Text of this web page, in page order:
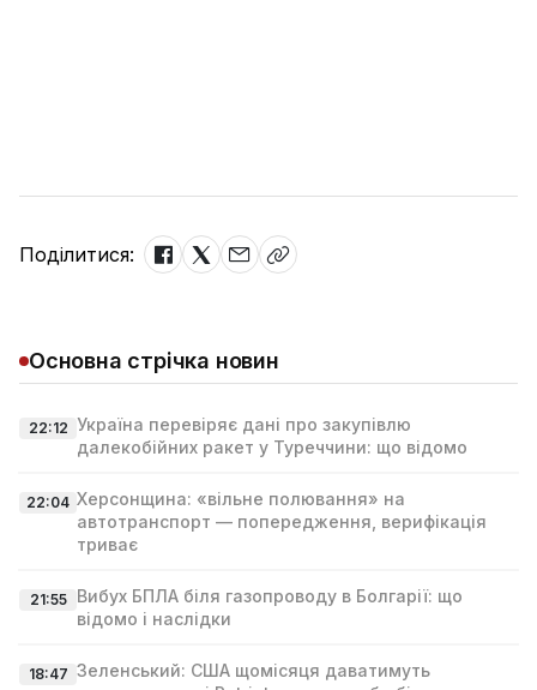
Поділитися:
Основна стрічка новин
22:12 Україна перевіряє дані про закупівлю
далекобійних ракет у Туреччини: що відомо
22:04 Херсонщина: «вільне полювання» на
автотранспорт — попередження, верифікація
триває
21:55
Вибух БПЛА біля газопроводу в Болгарії: що
відомо і наслідки
18:47 Зеленський: США щомісяця даватимуть